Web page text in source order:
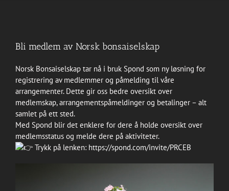
Bli medlem av Norsk bonsaiselskap
Norsk Bonsaiselskap tar nå i bruk Spond som ny løsning for
registrering av medlemmer og påmelding til våre
arrangementer. Dette gir oss bedre oversikt over
medlemskap, arrangementspåmeldinger og betalinger – alt
samlet på ett sted.
Med Spond blir det enklere for dere å holde oversikt over
medlemsstatus og melde dere på aktiviteter.
Trykk på lenken: https://spond.com/invite/PRCEB